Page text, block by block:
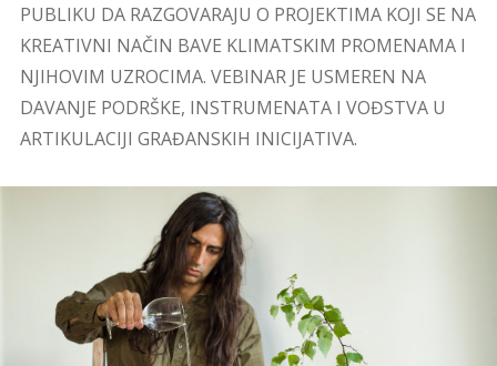
PUBLIKU DA RAZGOVARAJU O PROJEKTIMA KOJI SE NA
KREATIVNI NAČIN BAVE KLIMATSKIM PROMENAMA I
NJIHOVIM UZROCIMA. VEBINAR JE USMEREN NA
DAVANJE PODRŠKE, INSTRUMENATA I VOĐSTVA U
ARTIKULACIJI GRAĐANSKIH INICIJATIVA.